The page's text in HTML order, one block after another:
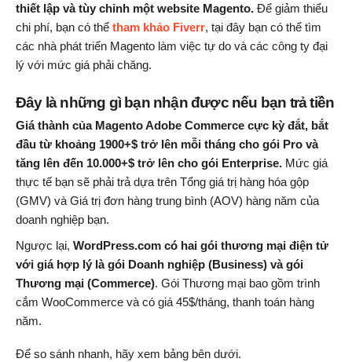
thiết lập và tùy chỉnh một website Magento. Để giảm thiểu
chi phí, bạn có thể tham khảo Fiverr, tại đây bạn có thể tìm
các nhà phát triển Magento làm việc tự do và các công ty đại
lý với mức giá phải chăng.
Đây là những gì bạn nhận được nếu bạn trả tiền
Giá thành của Magento Adobe Commerce cực kỳ đắt, bắt
đầu từ khoảng 1900+$ trở lên mỗi tháng cho gói Pro và
tăng lên đến 10.000+$ trở lên cho gói Enterprise. Mức giá
thực tế bạn sẽ phải trả dựa trên Tổng giá trị hàng hóa gộp
(GMV) và Giá trị đơn hàng trung bình (AOV) hàng năm của
doanh nghiệp bạn.
Ngược lại, WordPress.com có ​​hai gói thương mại điện tử
với giá hợp lý là gói Doanh nghiệp (Business) và gói
Thương mại (Commerce). Gói Thương mại bao gồm trình
cắm WooCommerce và có giá 45$/tháng, thanh toán hàng
năm.
Để so sánh nhanh, hãy xem bảng bên dưới.